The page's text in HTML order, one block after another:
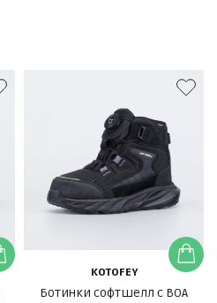
KOTOFEY
Ботинки софтшелл с BОА